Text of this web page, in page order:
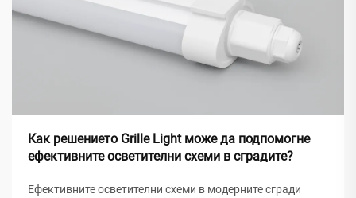
Как решението Grille Light може да подпомогне
ефективните осветителни схеми в сградите?
Ефективните осветителни схеми в модерните сгради